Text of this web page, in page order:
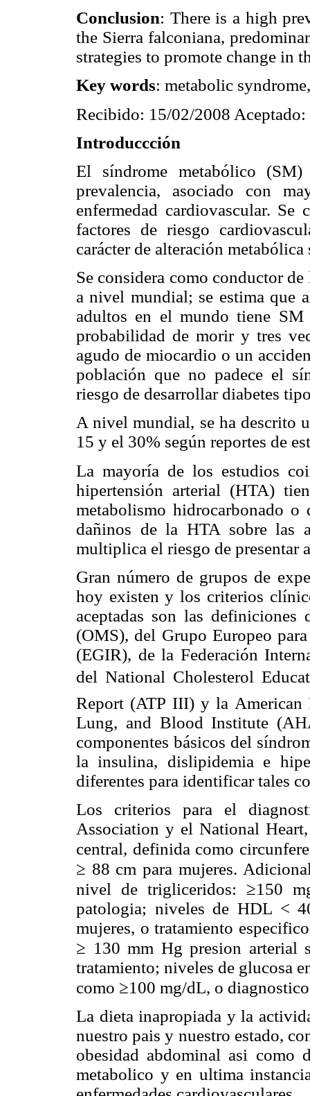
Conclusion: There is a high
the Sierra falconiana,
strategies to promote change in
Key words: metabolic
Recibido: 15/02/2008
Introduccción
El síndrome metabólico
prevalencia, asociado con
enfermedad cardiovascular.
factores de riesgo
carácter de alteración metabólica
Se considera como conductor
a nivel mundial; se estima que
adultos en el mundo tiene SM
probabilidad de morir y tres
agudo de miocardio o un
población que no padece el
riesgo de desarrollar diabetes
A nivel mundial, se ha descrito
15 y el 30% según reportes de
La mayoría de los estudios
hipertensión arterial (HTA)
metabolismo hidrocarbonado
dañinos de la HTA sobre las
multiplica el riesgo de presentar
Gran número de grupos de
hoy existen y los criterios
aceptadas son las
(OMS), del Grupo Europeo
(EGIR), de la Federación
del National Cholesterol
Report (ATP III) y la American
Lung, and Blood Institute
componentes básicos del
la insulina, dislipidemia e
diferentes para identificar tales
Los criterios para el
Association y el National
central, definida como
≥ 88 cm para mujeres.
nivel de trigliceridos: ≥150
patologia; niveles de HDL <
mujeres, o tratamiento
≥ 130 mm Hg presion
tratamiento; niveles de glucosa
como ≥100 mg/dL, o
La dieta inapropiada y la
nuestro pais y nuestro estado,
obesidad abdominal asi como
metabolico y en ultima